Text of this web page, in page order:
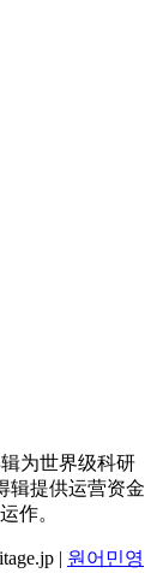
为世界级科研
辑提供运营资金
作。
| 원어민영